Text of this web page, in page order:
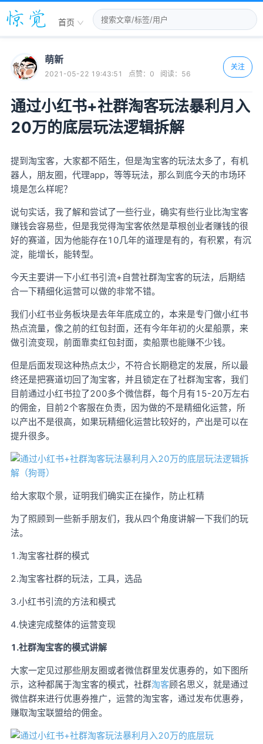
首页
萌新
2021-05-22 19:43:51 点赞： 0 阅读： 56
关注
通过小红书+社群淘客玩法暴利月入
20万的底层玩法逻辑拆解
提到淘宝客，大家都不陌生，但是淘宝客的玩法太多了，有机
器人，朋友圈，代理app，等等玩法，那么到底今天的市场环
境是怎么样呢？
说句实话，我了解和尝试了一些行业，确实有些行业比淘宝客
赚钱会容易些，但是我觉得淘宝客依然是草根创业者赚钱的很
好的赛道，因为他能存在10几年的道理是有的，有积累，有沉
淀，能增长，能转型。
今天主要讲一下小红书引流+自营社群淘宝客的玩法，后期结
合一下精细化运营可以做的非常不错。
我们小红书业务板块是去年年底成立的，本来是专门做小红书
热点流量，像之前的红包封面，还有今年年初的火星船票，来
做引流变现，前面靠卖红包封面，卖船票也能赚不少钱。
但是后面发现这种热点太少，不符合长期稳定的发展，所以最
终还是把赛道切回了淘宝客，并且锁定在了社群淘宝客，我们
目前通过小红书拉了200多个微信群，每个月有15-20万左右
的佣金，目前2个客服在负责，因为做的不是精细化运营，所
以产出不是很高，如果玩精细化运营比较好的，产出是可以在
提升很多。
给大家取个景，证明我们确实正在操作，防止杠精
为了照顾到一些新手朋友们，我从四个角度讲解一下我们的玩
法。
1.淘宝客社群的模式
2.淘宝客社群的玩法，工具，选品
3.小红书引流的方法和模式
4.快速完成整体的运营变现
1.社群淘宝客的模式讲解
大家一定见过那些朋友圈或者微信群里发优惠券的，如下图所
示，这种都属于淘宝客的模式，社群淘客顾名思义，就是通过
微信群来进行优惠券推广，运营的淘宝客，通过发布优惠券，
赚取淘宝联盟给的佣金。